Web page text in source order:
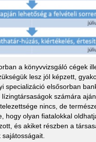
a könyvvizsgáló cégek
lesz jól képzett,
specializáció elsősorban
számára
nincs, de
hogy olyan fiatalokkal
és akiket részben a